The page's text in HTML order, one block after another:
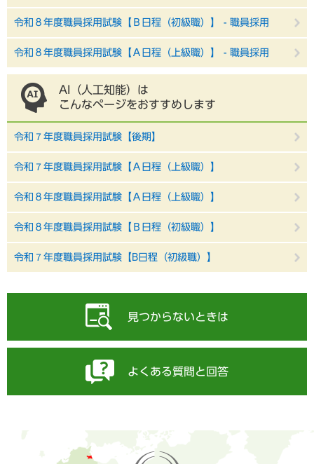
令和８年度職員採用試験【Ｂ日程（初級職）】 - 職員採用
令和８年度職員採用試験【Ａ日程（上級職）】 - 職員採用
AI（人工知能）は
こんなページをおすすめします
令和７年度職員採用試験【後期】
令和７年度職員採用試験【Ａ日程（上級職）】
令和８年度職員採用試験【Ａ日程（上級職）】
令和８年度職員採用試験【Ｂ日程（初級職）】
令和７年度職員採用試験【B日程（初級職）】
見つからないときは
よくある質問と回答